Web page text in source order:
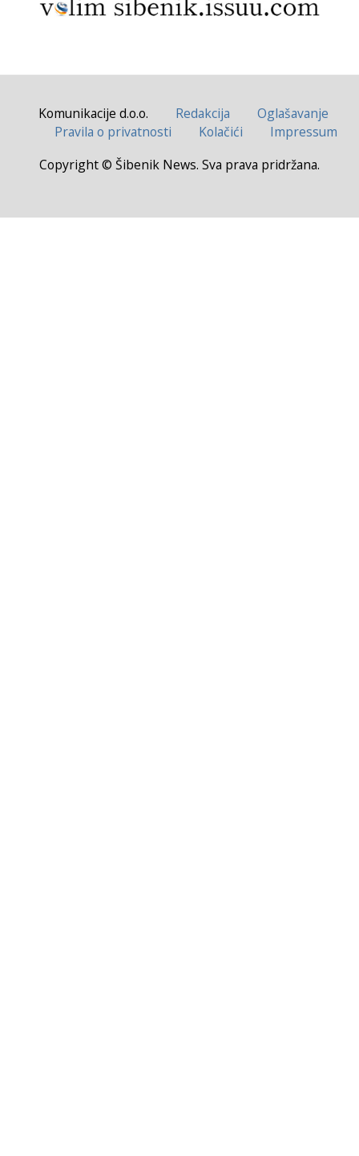
Komunikacije d.o.o. Redakcija
Oglašavanje
Pravila o privatnosti
Kolačići
Impressum
Copyright © Šibenik News. Sva prava pridržana.